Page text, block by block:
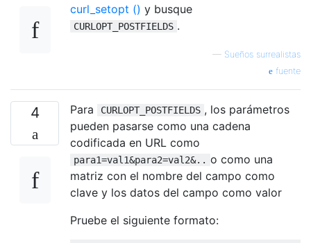
curl_setopt () y busque
CURLOPT_POSTFIELDS .
— Sueños surrealistas
fuente
4 Para CURLOPT_POSTFIELDS , los parámetros
pueden pasarse como una cadena
codificada en URL como
para1=val1&para2=val2&.. o como una
matriz con el nombre del campo como
clave y los datos del campo como valor
Pruebe el siguiente formato: